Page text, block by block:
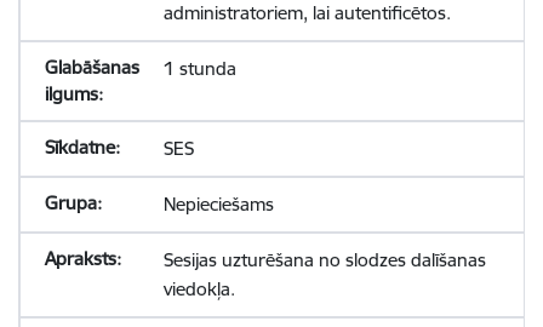
administratoriem, lai autentificētos.
1 stunda
SES
Nepieciešams
Sesijas uzturēšana no slodzes dalīšanas
viedokļa.